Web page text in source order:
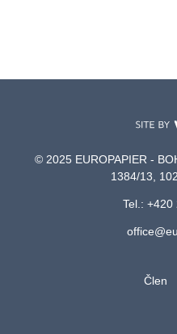
© 2025 EUROPAPIER -
1384/13,
Tel.: +420
Člen